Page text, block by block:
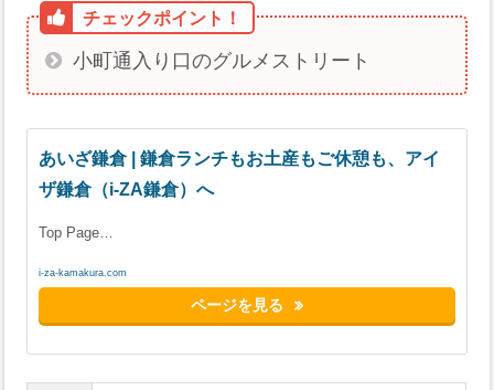
小町通入り口のグルメストリート
あいざ鎌倉 | 鎌倉ランチもお土産もご休憩も、アイ
ザ鎌倉（i-ZA鎌倉）へ
Top Page…
i-za-kamakura.com
ページを見る